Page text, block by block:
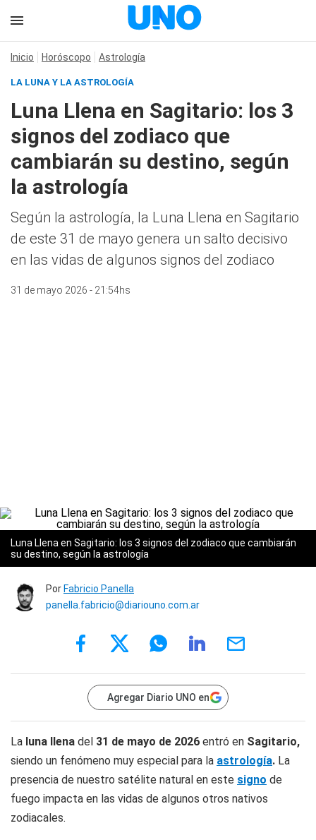
Inicio Horóscopo Astrología
LA LUNA Y LA ASTROLOGÍA
Luna Llena en Sagitario: los 3
signos del zodiaco que
cambiarán su destino, según
la astrología
Según la astrología, la Luna Llena en Sagitario
de este 31 de mayo genera un salto decisivo
en las vidas de algunos signos del zodiaco
31 de mayo 2026 - 21:54hs
Luna Llena en Sagitario: los 3 signos del zodiaco que cambiarán
su destino, según la astrología
Por Fabricio Panella
panella.fabricio@diariouno.com.ar
Agregar Diario UNO en
La luna llena del 31 de mayo de 2026 entró en Sagitario,
siendo un fenómeno muy especial para la astrología. La
presencia de nuestro satélite natural en este signo de
fuego impacta en las vidas de algunos otros nativos
zodiacales.